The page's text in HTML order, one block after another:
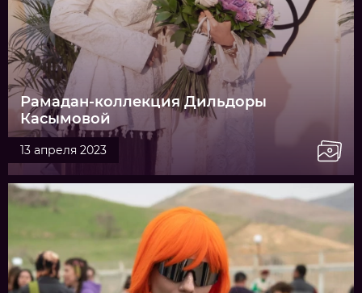
Рамадан-коллекция Дильдоры
Касымовой
13 апреля 2023